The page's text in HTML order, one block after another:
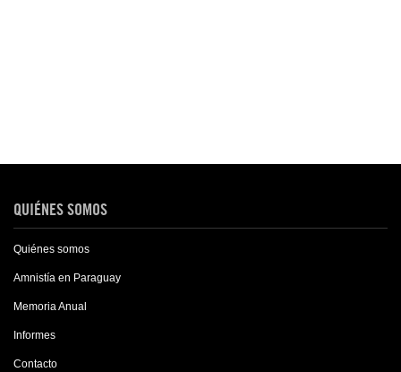
QUIÉNES SOMOS
Quiénes somos
Amnistía en Paraguay
Memoria Anual
Informes
Contacto